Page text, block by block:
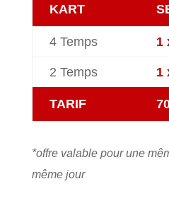
KART
4 Temps 1
2 Temps 1
TARIF
*offre valable pour une
même jour